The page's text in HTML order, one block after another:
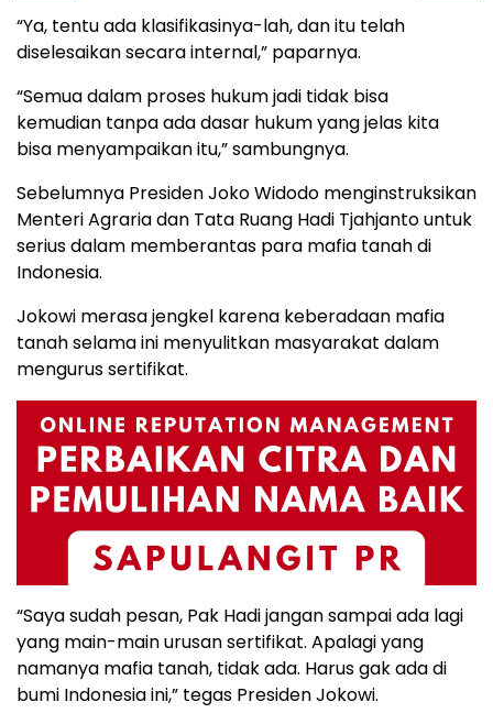
“Ya, tentu ada klasifikasinya-lah, dan itu telah
diselesaikan secara internal,” paparnya.
“Semua dalam proses hukum jadi tidak bisa
kemudian tanpa ada dasar hukum yang jelas kita
bisa menyampaikan itu,” sambungnya.
Sebelumnya Presiden Joko Widodo menginstruksikan
Menteri Agraria dan Tata Ruang Hadi Tjahjanto untuk
serius dalam memberantas para mafia tanah di
Indonesia.
Jokowi merasa jengkel karena keberadaan mafia
tanah selama ini menyulitkan masyarakat dalam
mengurus sertifikat.
“Saya sudah pesan, Pak Hadi jangan sampai ada lagi
yang main-main urusan sertifikat. Apalagi yang
namanya mafia tanah, tidak ada. Harus gak ada di
bumi Indonesia ini,” tegas Presiden Jokowi.